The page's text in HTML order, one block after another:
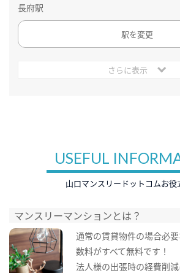
長府駅
駅を変更
さらに表示
USEFUL
山口マンスリードットコムお役
マンスリーマンションとは？
通常の賃貸物件の場合必
数料がすべて無料です！
法人様の出張時の経費削減